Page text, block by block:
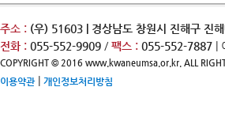
주소 : (우) 51603 | 경상남도 창원시 진해구 진
전화 : 055-552-9909 / 팩스 : 055-552-7887 |
COPYRIGHT © 2016 www.kwaneumsa.or.kr. ALL RIGHT
이용약관| 개인정보처리방침